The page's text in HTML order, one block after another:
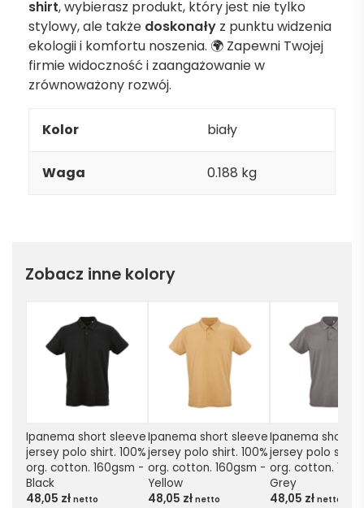
shirt, wybierasz produkt, który jest nie tylko
stylowy, ale także doskonały z punktu widzenia
ekologii i komfortu noszenia. 🌍 Zapewni Twojej
firmie widoczność i zaangażowanie w
zrównoważony rozwój.
Kolor biały
Waga 0.188 kg
Zobacz inne kolory
Ipanema short sleeve
jersey polo shirt. 100%
org. cotton. 160gsm -
Black
48,05 zł netto
Ipanema short sleeve
jersey polo shirt. 100%
org. cotton. 160gsm -
Yellow
48,05 zł netto
Ipanema short
jersey polo shirt.
org. cotton.
Grey
48,05 zł netto